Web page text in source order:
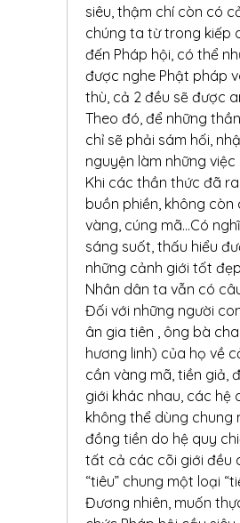
siêu, thậm chí còn có
chúng ta từ trong kiếp
đến Pháp hội, có thể
được nghe Phật pháp
thù, cả 2 đều sẽ được
Theo đó, để những
chỉ sẽ phải sám hối,
nguyện làm những
Khi các thần thức đã
buồn phiền, không
vàng, cúng mã…Có
sáng suốt, thấu hiểu
những cảnh giới tốt
Nhân dân ta vẫn có
Đối với những người
ân gia tiên , ông bà
hương linh) của họ về
cần vàng mã, tiền giả,
giới khác nhau, các hệ
không thể dùng chung
đồng tiền do hệ quy
tất cả các cõi giới đều
“tiêu” chung một loại
Đương nhiên, muốn